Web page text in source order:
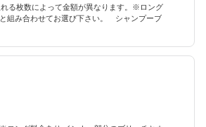
枚数によって金額が異なります。※ロング
組み合わせてお選び下さい。 シャンプーブ